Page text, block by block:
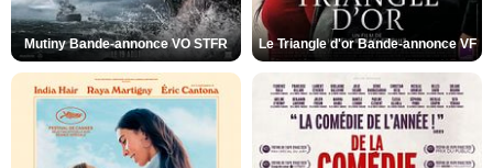
Mutiny Bande-annonce VO STFR Le Triangle d'or Bande-annonce VF